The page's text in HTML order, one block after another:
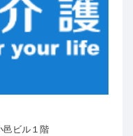
ビル１階